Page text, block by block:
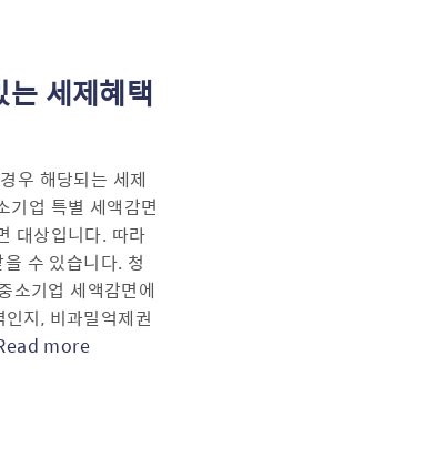
세제혜택
우 해당되는 세제
기업 특별 세액감면
대상입니다. 따라
수 있습니다. 청
소기업 세액감면에
지, 비과밀억제권
more